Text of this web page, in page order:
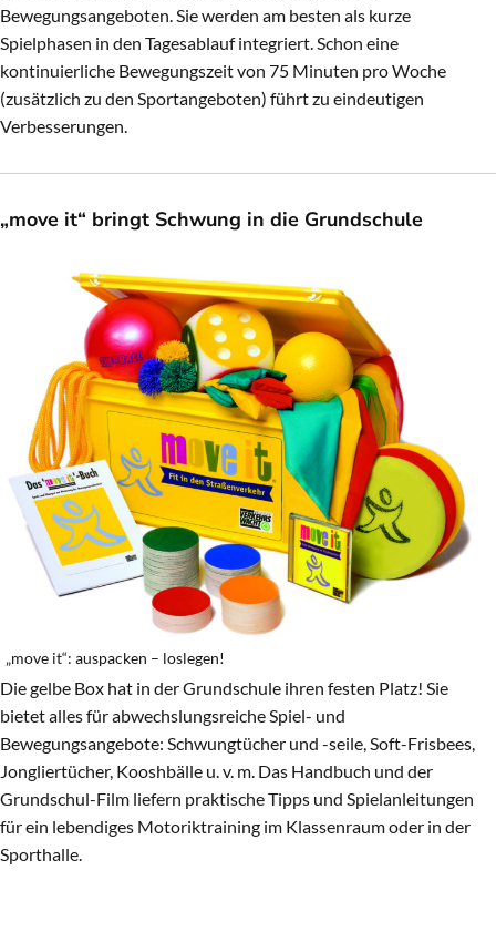
Bewegungsangeboten. Sie werden am besten als kurze
Spielphasen in den Tagesablauf integriert. Schon eine
kontinuierliche Bewegungszeit von 75 Minuten pro Woche
(zusätzlich zu den Sportangeboten) führt zu eindeutigen
Verbesserungen.
„move it“ bringt Schwung in die Grundschule
„move it“: auspacken – loslegen!
Die gelbe Box hat in der Grundschule ihren festen Platz! Sie
bietet alles für abwechslungsreiche Spiel- und
Bewegungsangebote: Schwungtücher und -seile, Soft-Frisbees,
Jongliertücher, Kooshbälle u. v. m. Das Handbuch und der
Grundschul-Film liefern praktische Tipps und Spielanleitungen
für ein lebendiges Motoriktraining im Klassenraum oder in der
Sporthalle.